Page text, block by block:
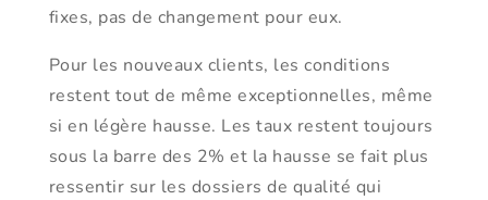
fixes, pas de changement pour eux.
Pour les nouveaux clients, les conditions
restent tout de même exceptionnelles, même
si en légère hausse. Les taux restent toujours
sous la barre des 2% et la hausse se fait plus
ressentir sur les dossiers de qualité qui